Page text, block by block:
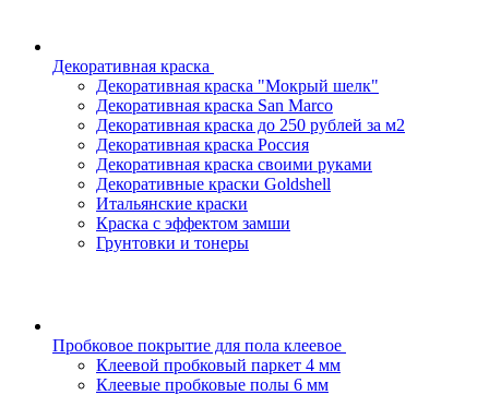
Декоративная краска
Декоративная краска "Мокрый шелк"
Декоративная краска San Marco
Декоративная краска до 250 рублей за м2
Декоративная краска Россия
Декоративная краска своими руками
Декоративные краски Goldshell
Итальянские краски
Краска с эффектом замши
Грунтовки и тонеры
Пробковое покрытие для пола клеевое
Клеевой пробковый паркет 4 мм
Клеевые пробковые полы 6 мм